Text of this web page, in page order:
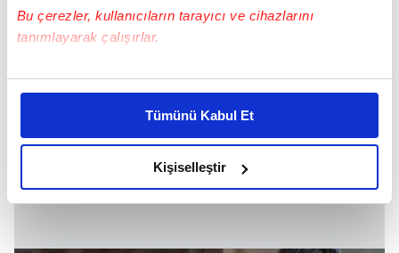
Bu çerezler, kullanıcıların tarayıcı ve cihazlarını
tanımlayarak çalışırlar.
Bu çerezlere izin vermeniz halinde sizlere özel
daha iyi reklam deneyimi yaşatabiliriz. Bunu yaparken
amacımızın size daha iyi bir reklam deneyimi sunmak
olduğunu ve sizlere en iyi içerikleri sunabilmek adına
elimizden gelen çabayı gösterdiğimizi ve bu noktada,
reklamların maliyetlerimizi karşılamak noktasında tek gelir
Tümünü Kabul Et
Kişiselleştir